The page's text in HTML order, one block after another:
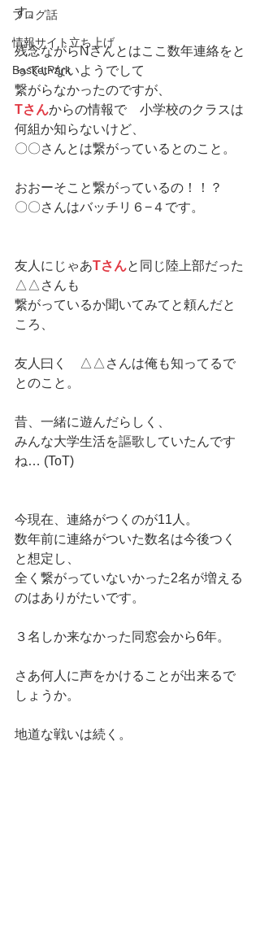
ブログ話
情報サイト立ち上げ
BasketPark
す。
残念ながらNさんとはここ数年連絡をと
っていないようでして
繋がらなかったのですが、
Tさんからの情報で　小学校のクラスは
何組か知らないけど、
〇〇さんとは繋がっているとのこと。
おおーそこと繋がっているの！！？
〇〇さんはバッチリ６−４です。
友人にじゃあTさんと同じ陸上部だった
△△さんも
繋がっているか聞いてみてと頼んだと
ころ、
友人曰く　△△さんは俺も知ってるで
とのこと。
昔、一緒に遊んだらしく、
みんな大学生活を謳歌していたんです
ね… (ToT)
今現在、連絡がつくのが11人。
数年前に連絡がついた数名は今後つく
と想定し、
全く繋がっていないかった2名が増える
のはありがたいです。
３名しか来なかった同窓会から6年。
さあ何人に声をかけることが出来るで
しょうか。
地道な戦いは続く。